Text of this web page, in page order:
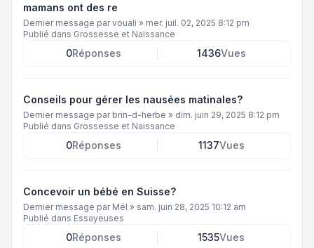
mamans ont des re
Dernier message parvouali » mer. juil. 02, 2025 8:12 pm
Publié dans Grossesse et Naissance
0Réponses 1436Vues
Conseils pour gérer les nausées matinales?
Dernier message par brin-d-herbe » dim. juin 29, 2025 8:12 pm
Publié dans Grossesse et Naissance
0Réponses 1137Vues
Concevoir un bébé en Suisse?
Dernier message par Mél » sam. juin 28, 2025 10:12 am
Publié dans Essayeuses
0Réponses 1535Vues